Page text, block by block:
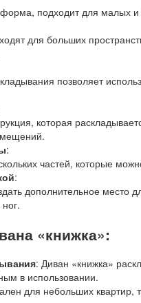
форма, подходит для малых
для больших
позволяет
которая
:
частей, которые
:
дополнительное место
«книжка»:
: Диван «книжка»
в использовании.
для небольших квартир,